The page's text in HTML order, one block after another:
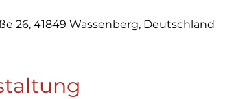
26, 41849 Wassenberg, Deutschland